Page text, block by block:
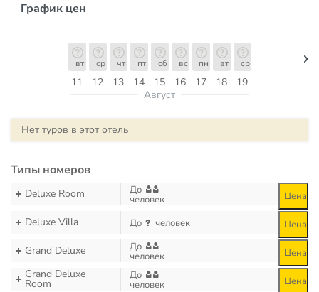
График цен
11
вт
12
ср
13
чт
14
пт
15
сб
16
вс
17
пн
18
вт
19
ср
Август
Нет туров в этот отель
Типы номеров
Deluxe Room До
человек Цена
Deluxe Villa До человек Цена
Grand Deluxe До
человек Цена
Grand Deluxe
Room
До
человек Цена